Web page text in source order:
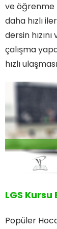
ve öğrenme
daha hızlı
dersin
çalışma
hızlı
LGS
Popüler